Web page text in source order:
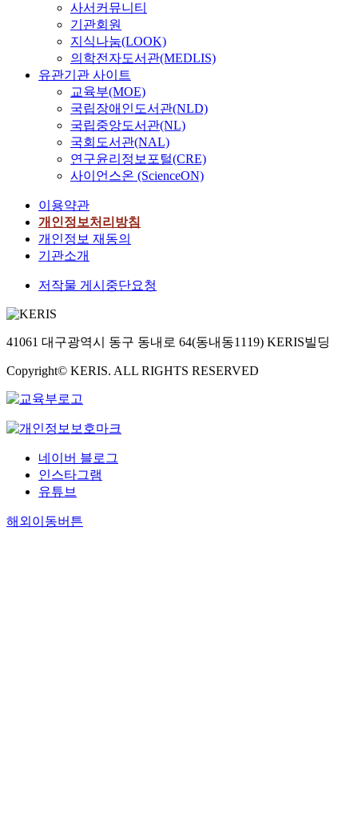
사서커뮤니티
기관회원
지식나눔(LOOK)
의학전자도서관(MEDLIS)
유관기관 사이트
교육부(MOE)
국립장애인도서관(NLD)
국립중앙도서관(NL)
국회도서관(NAL)
연구윤리정보포털(CRE)
사이언스온 (ScienceON)
이용약관
개인정보처리방침
개인정보 재동의
기관소개
저작물 게시중단요청
41061 대구광역시 동구 동내로 64(동내동1119) KERIS빌딩
Copyright© KERIS. ALL RIGHTS RESERVED
네이버 블로그
인스타그램
유튜브
해외이동버튼